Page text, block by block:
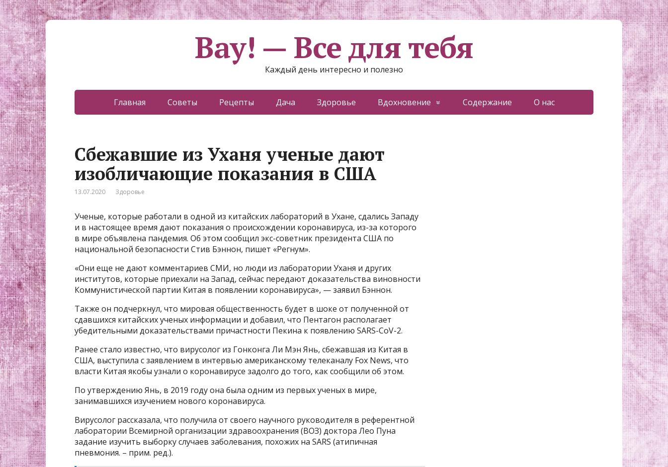
Вау! — Все для тебя
Каждый день интересно и полезно
Главная Советы Рецепты Дача Здоровье Вдохновение Содержание О нас
Сбежавшие из Уханя ученые дают
изобличающие показания в США
13.07.2020 Здоровье
Ученые, которые работали в одной из китайских лабораторий в Ухане, сдались Западу
и в настоящее время дают показания о происхождении коронавируса, из-за которого
в мире объявлена пандемия. Об этом сообщил экс-советник президента США по
национальной безопасности Стив Бэннон, пишет «Регнум».
«Они еще не дают комментариев СМИ, но люди из лаборатории Уханя и других
институтов, которые приехали на Запад, сейчас передают доказательства виновности
Коммунистической партии Китая в появлении коронавируса», — заявил Бэннон.
Также он подчеркнул, что мировая общественность будет в шоке от полученной от
сдавшихся китайских ученых информации и добавил, что Пентагон располагает
убедительными доказательствами причастности Пекина к появлению SARS-CoV-2.
Ранее стало известно, что вирусолог из Гонконга Ли Мэн Янь, сбежавшая из Китая в
США, выступила с заявлением в интервью американскому телеканалу Fox News, что
власти Китая якобы узнали о коронавирусе задолго до того, как сообщили об этом.
По утверждению Янь, в 2019 году она была одним из первых ученых в мире,
занимавшихся изучением нового коронавируса.
Вирусолог рассказала, что получила от своего научного руководителя в референтной
лаборатории Всемирной организации здравоохранения (ВОЗ) доктора Лео Пуна
задание изучить выборку случаев заболевания, похожих на SARS (атипичная
пневмония. – прим. ред.).